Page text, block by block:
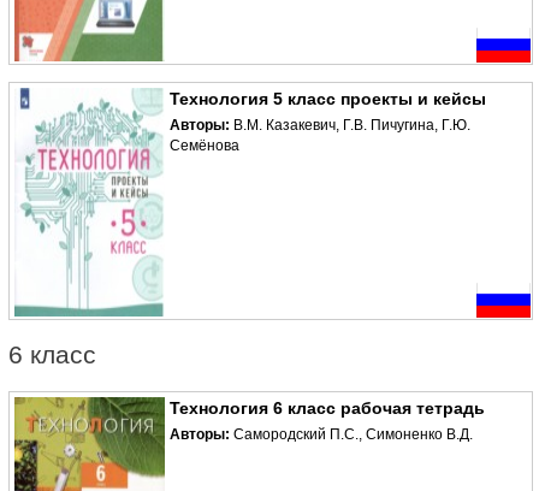
Технология 5 класс проекты и кейсы
Авторы: В.М. Казакевич, Г.В. Пичугина, Г.Ю.
Семёнова
6 класс
Технология 6 класс рабочая тетрадь
Авторы: Самородский П.С., Симоненко В.Д.